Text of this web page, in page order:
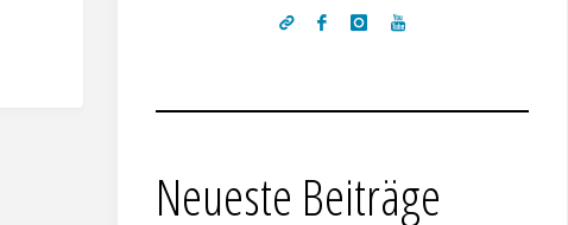
Neueste Beiträge